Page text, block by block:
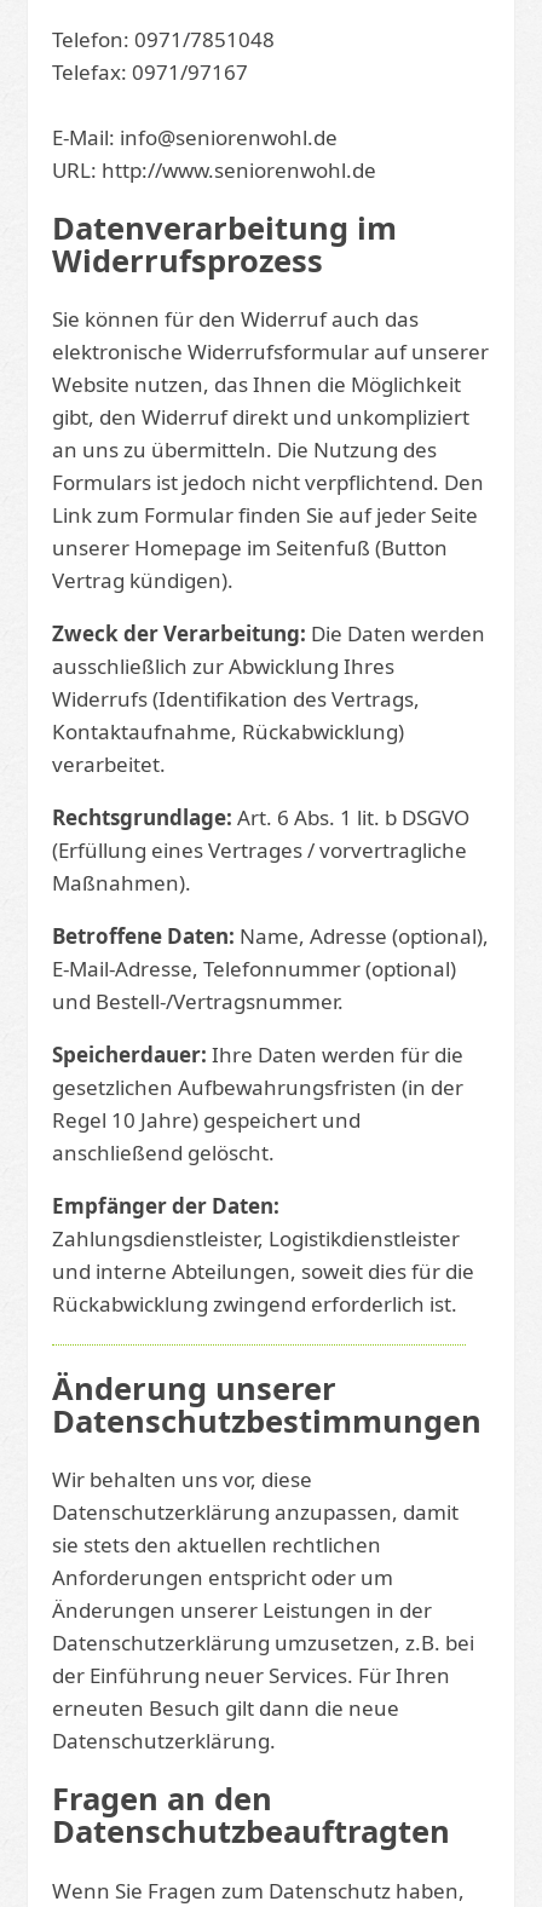
Telefon: 0971/7851048
Telefax: 0971/97167
E-Mail: info@seniorenwohl.de
URL: http://www.seniorenwohl.de
Datenverarbeitung im
Widerrufsprozess
Sie können für den Widerruf auch das
elektronische Widerrufsformular auf unserer
Website nutzen, das Ihnen die Möglichkeit
gibt, den Widerruf direkt und unkompliziert
an uns zu übermitteln. Die Nutzung des
Formulars ist jedoch nicht verpflichtend. Den
Link zum Formular finden Sie auf jeder Seite
unserer Homepage im Seitenfuß (Button
Vertrag kündigen).
Zweck der Verarbeitung: Die Daten werden
ausschließlich zur Abwicklung Ihres
Widerrufs (Identifikation des Vertrags,
Kontaktaufnahme, Rückabwicklung)
verarbeitet.
Rechtsgrundlage: Art. 6 Abs. 1 lit. b DSGVO
(Erfüllung eines Vertrages / vorvertragliche
Maßnahmen).
Betroffene Daten: Name, Adresse (optional),
E-Mail-Adresse, Telefonnummer (optional)
und Bestell-/Vertragsnummer.
Speicherdauer: Ihre Daten werden für die
gesetzlichen Aufbewahrungsfristen (in der
Regel 10 Jahre) gespeichert und
anschließend gelöscht.
Empfänger der Daten:
Zahlungsdienstleister, Logistikdienstleister
und interne Abteilungen, soweit dies für die
Rückabwicklung zwingend erforderlich ist.
Änderung unserer
Datenschutzbestimmungen
Wir behalten uns vor, diese
Datenschutzerklärung anzupassen, damit
sie stets den aktuellen rechtlichen
Anforderungen entspricht oder um
Änderungen unserer Leistungen in der
Datenschutzerklärung umzusetzen, z.B. bei
der Einführung neuer Services. Für Ihren
erneuten Besuch gilt dann die neue
Datenschutzerklärung.
Fragen an den
Datenschutzbeauftragten
Wenn Sie Fragen zum Datenschutz haben,